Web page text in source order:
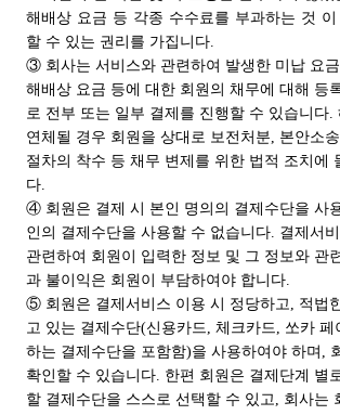
해배상 요금 등 각종 수수료를 부과하는 것 이
할 수 있는 권리를 가집니다.
③ 회사는 서비스와 관련하여 발생한 미납 요
해배상 요금 등에 대한 회원의 채무에 대해 등
로 전부 또는 일부 결제를 진행할 수 있습니다.
연체될 경우 회원을 상대로 보전처분, 본안소
절차의 착수 등 채무 변제를 위한 법적 조치에
다.
④ 회원은 결제 시 본인 명의의 결제수단을 사
인의 결제수단을 사용할 수 없습니다. 결제서
관련하여 회원이 입력한 정보 및 그 정보와 관
과 불이익은 회원이 부담하여야 합니다.
⑤ 회원은 결제서비스 이용 시 정당하고, 적법
고 있는 결제수단(신용카드, 체크카드, 쏘카 페
하는 결제수단을 포함함)을 사용하여야 하며,
확인할 수 있습니다. 한편 회원은 결제단계 별
할 결제수단을 스스로 선택할 수 있고, 회사는